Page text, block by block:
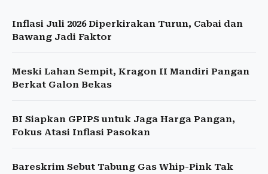
Inflasi Juli 2026 Diperkirakan Turun, Cabai dan
Bawang Jadi Faktor
Meski Lahan Sempit, Kragon II Mandiri Pangan
Berkat Galon Bekas
BI Siapkan GPIPS untuk Jaga Harga Pangan,
Fokus Atasi Inflasi Pasokan
Bareskrim Sebut Tabung Gas Whip-Pink Tak